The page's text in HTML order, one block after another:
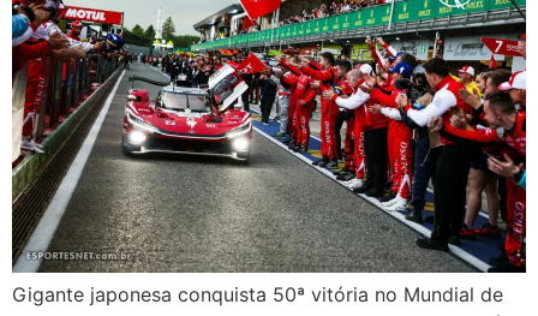
Gigante japonesa conquista 50ª vitória no Mundial de